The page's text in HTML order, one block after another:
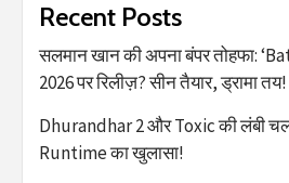
Recent Posts
सलमान खान की अपना बंपर तोहफा:
2026 पर रिलीज़? सीन तैयार, ड्रामा तय!
Dhurandhar 2 और Toxic की लंबी
Runtime का खुलासा!